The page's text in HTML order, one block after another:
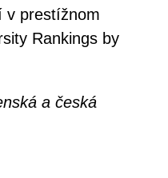
v prestížnom
Rankings by
a česká